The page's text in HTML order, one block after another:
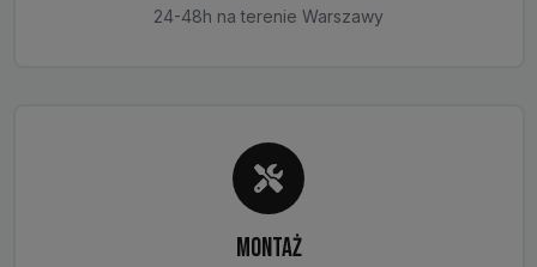
24-48h na terenie Warszawy
MONTAŻ